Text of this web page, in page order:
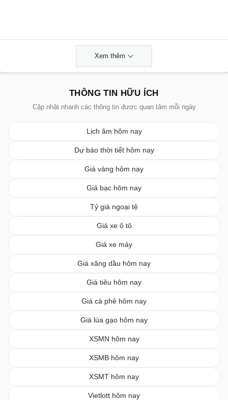
Xem thêm
THÔNG TIN HỮU ÍCH
Cập nhật nhanh các thông tin được quan tâm mỗi ngày
Lịch âm hôm nay
Dự báo thời tiết hôm nay
Giá vàng hôm nay
Giá bạc hôm nay
Tỷ giá ngoại tệ
Giá xe ô tô
Giá xe máy
Giá xăng dầu hôm nay
Giá tiêu hôm nay
Giá cà phê hôm nay
Giá lúa gạo hôm nay
XSMN hôm nay
XSMB hôm nay
XSMT hôm nay
Vietlott hôm nay